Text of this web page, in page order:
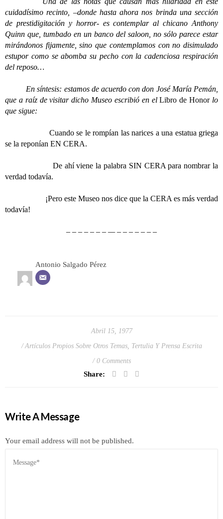
cuidadísimo recinto, –donde hasta ahora nos brinda una sección
de prestidigitación y horror- es contemplar al chicano Anthony
Quinn que, tumbado en un banco del saloon, no sólo parece estar
mirándonos fijamente, sino que contemplamos con no disimulado
estupor como se abomba su pecho con la cadenciosa respiración
del reposo…
En síntesis: estamos de acuerdo con don José María Pemán,
que a raíz de visitar dicho Museo escribió en elLibro de Honorlo
que sigue:
Cuando se le rompían las narices a una estatua griega
se la reponían EN CERA.
De ahí viene la palabra SIN CERA para nombrar la
verdad todavía.
¡Pero este Museo nos dice que la CERA es más verdad
todavía!
– – – – – – – — – – – – – – –
Antonio Salgado Pérez
Abril 15, 1977
Artículos Propios Sobre Otros Temas, Tertulia Y Prensa Escrita
0 Comments
Share:
Write A Message
Your email address will not be published.